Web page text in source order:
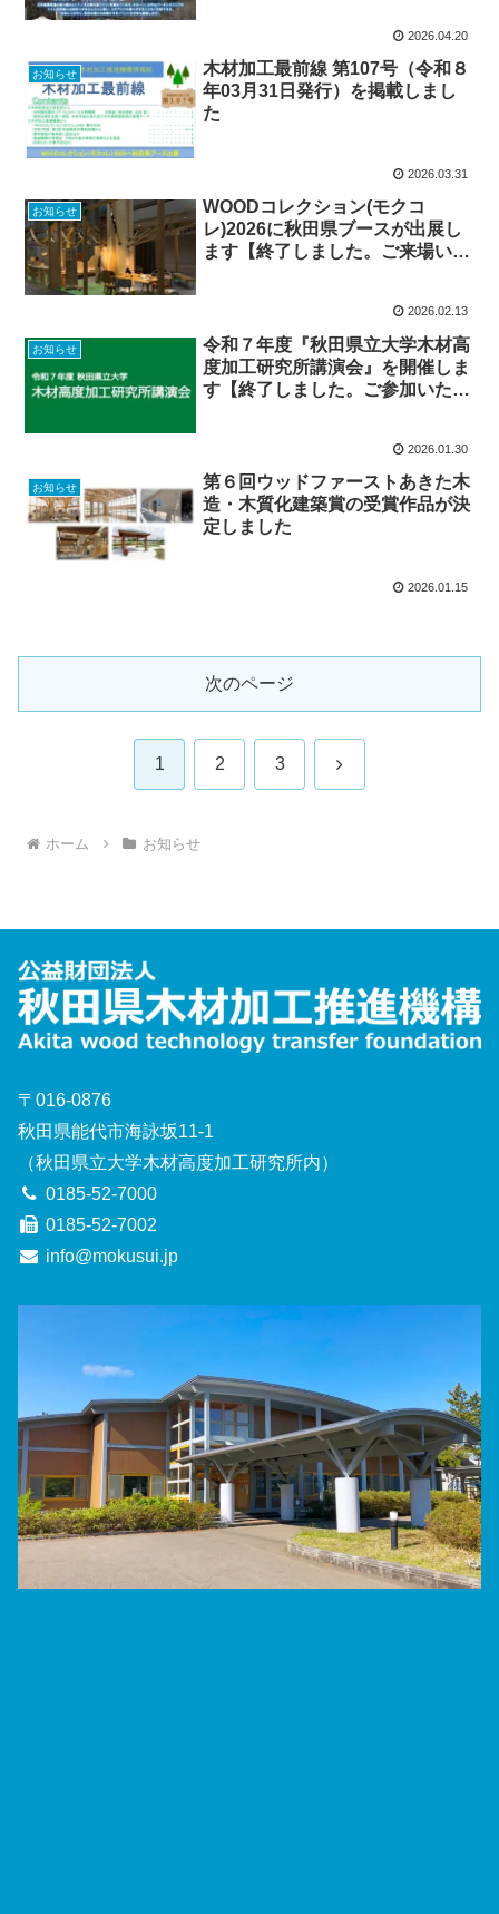
2026.04.20
お知らせ
木材加工最前線 第107号（令和８
年03月31日発行）を掲載しまし
た
2026.03.31
お知らせ
WOODコレクション(モクコ
レ)2026に秋田県ブースが出展し
ます【終了しました。ご来場いた
2026.02.13
お知らせ
令和７年度『秋田県立大学木材高
度加工研究所講演会』を開催しま
す【終了しました。ご参加いただ
2026.01.30
お知らせ
第６回ウッドファーストあきた木
造・木質化建築賞の受賞作品が決
定しました
2026.01.15
次のページ
1 2 3 次
ホーム お知らせ
〒016-0876
秋田県能代市海詠坂11-1
（秋田県立大学木材高度加工研究所内）
0185-52-7000
0185-52-7002
info@mokusui.jp